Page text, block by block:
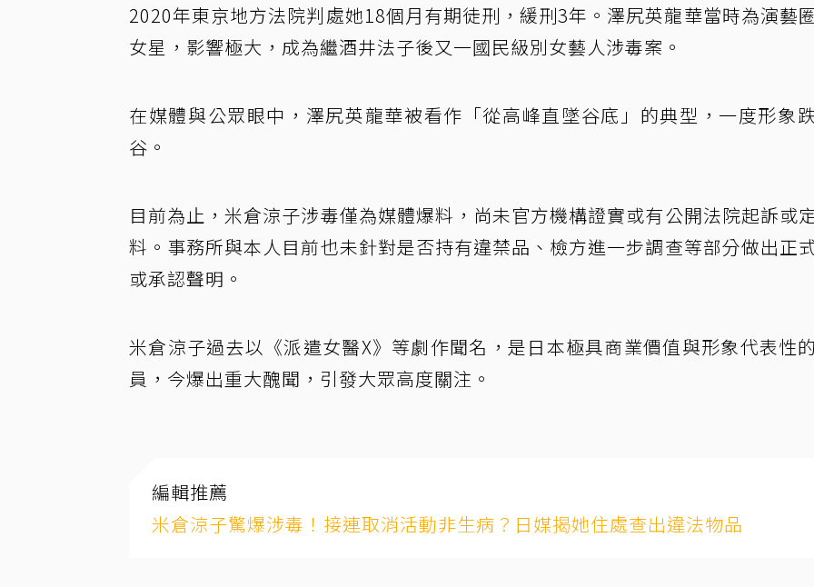
2020年東京地方法院判處她18個月有期徒刑，緩刑3年。澤尻英龍華當時為演藝
女星，影響極大，成為繼酒井法子後又一國民級別女藝人涉毒案。
在媒體與公眾眼中，澤尻英龍華被看作「從高峰直墜谷底」的典型，一度形象
谷。
目前為止，米倉涼子涉毒僅為媒體爆料，尚未官方機構證實或有公開法院起訴或
料。事務所與本人目前也未針對是否持有違禁品、檢方進一步調查等部分做出正
或承認聲明。
米倉涼子過去以《派遣女醫X》等劇作聞名，是日本極具商業價值與形象代表性
員，今爆出重大醜聞，引發大眾高度關注。
編輯推薦
米倉涼子驚爆涉毒！接連取消活動非生病？日媒揭她住處查出違法物品